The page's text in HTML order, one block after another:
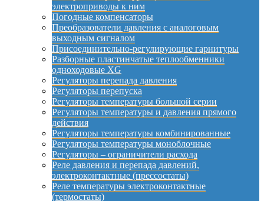
электроприводы к ним
Погодные компенсаторы
Преобразователи давления с аналоговым
выходным сигналом
Присоединительно-регулирующие гарнитуры
Разборные пластинчатые теплообменники
одноходовые XG
Регуляторы перепада давления
Регуляторы перепуска
Регуляторы температуры большой серии
Регуляторы температуры и давления прямого
действия
Регуляторы температуры комбинированные
Регуляторы температуры моноблочные
Регуляторы – ограничители расхода
Реле давления и перепада давлений,
электроконтактные (прессостаты)
Реле температуры электроконтактные
(термостаты)